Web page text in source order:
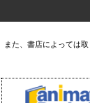
た、書店によっては